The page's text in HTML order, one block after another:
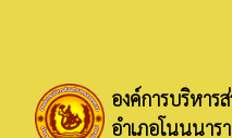
องค์การบริหาร
อำเภอโนนนา